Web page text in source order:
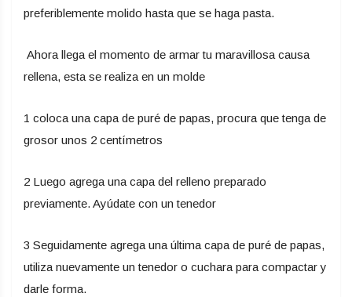
preferiblemente molido hasta que se haga pasta.
Ahora llega el momento de armar tu maravillosa causa
rellena, esta se realiza en un molde
1 coloca una capa de puré de papas, procura que tenga de
grosor unos 2 centímetros
2 Luego agrega una capa del relleno preparado
previamente. Ayúdate con un tenedor
3 Seguidamente agrega una última capa de puré de papas,
utiliza nuevamente un tenedor o cuchara para compactar y
darle forma.